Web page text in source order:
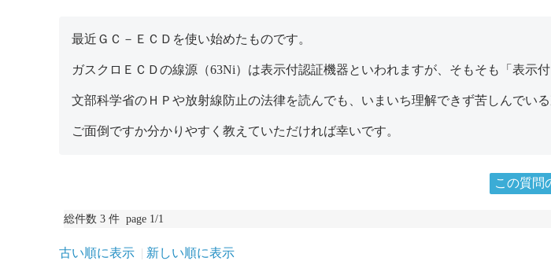
最近ＧＣ－ＥＣＤを使い始めたものです。
ガスクロＥＣＤの線源（63Ni）は表示付認証機器といわれますが、そもそも「表示
文部科学省のＨＰや放射線防止の法律を読んでも、いまいち理解できず苦しんでいる
ご面倒ですか分かりやすく教えていただければ幸いです。
この質問
総件数 3 件 page 1/1
古い順に表示 新しい順に表示